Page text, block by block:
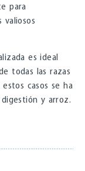
para
valiosos
es ideal
todas las razas
casos se ha
y arroz.